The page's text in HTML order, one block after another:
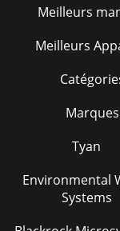
Meilleurs
Meilleurs
Marques
Tyan
Environmental
Systems